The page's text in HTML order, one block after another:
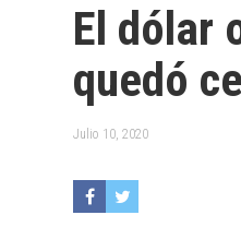
El dólar
quedó
Julio 10, 2020